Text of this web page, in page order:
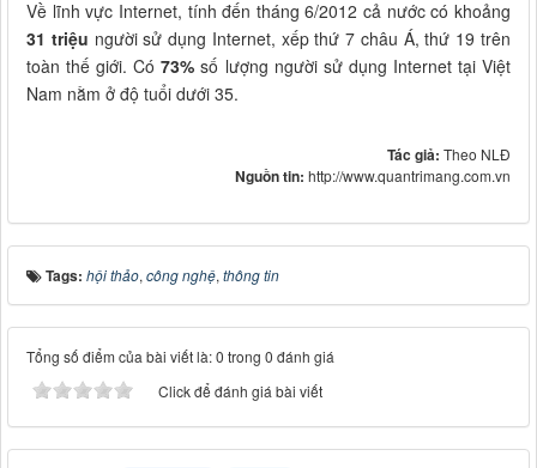
Về lĩnh vực Internet, tính đến tháng 6/2012 cả nước có khoảng
31 triệu người sử dụng Internet, xếp thứ 7 châu Á, thứ 19 trên
toàn thế giới. Có73% số lượng người sử dụng Internet tại Việt
Nam nằm ở độ tuổi dưới 35.
Tác giả: Theo NLĐ
Nguồn tin: http://www.quantrimang.com.vn
Tags: hội thảo, công nghệ, thông tin
Tổng số điểm của bài viết là: 0 trong 0 đánh giá
Click để đánh giá bài viết